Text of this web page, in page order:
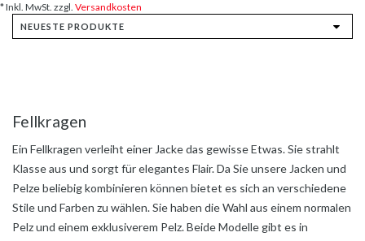
* Inkl. MwSt. zzgl. Versandkosten
Fellkragen
Ein Fellkragen verleiht einer Jacke das gewisse Etwas. Sie strahlt
Klasse aus und sorgt für elegantes Flair. Da Sie unsere Jacken und
Pelze beliebig kombinieren können bietet es sich an verschiedene
Stile und Farben zu wählen. Sie haben die Wahl aus einem normalen
Pelz und einem exklusiverem Pelz. Beide Modelle gibt es in